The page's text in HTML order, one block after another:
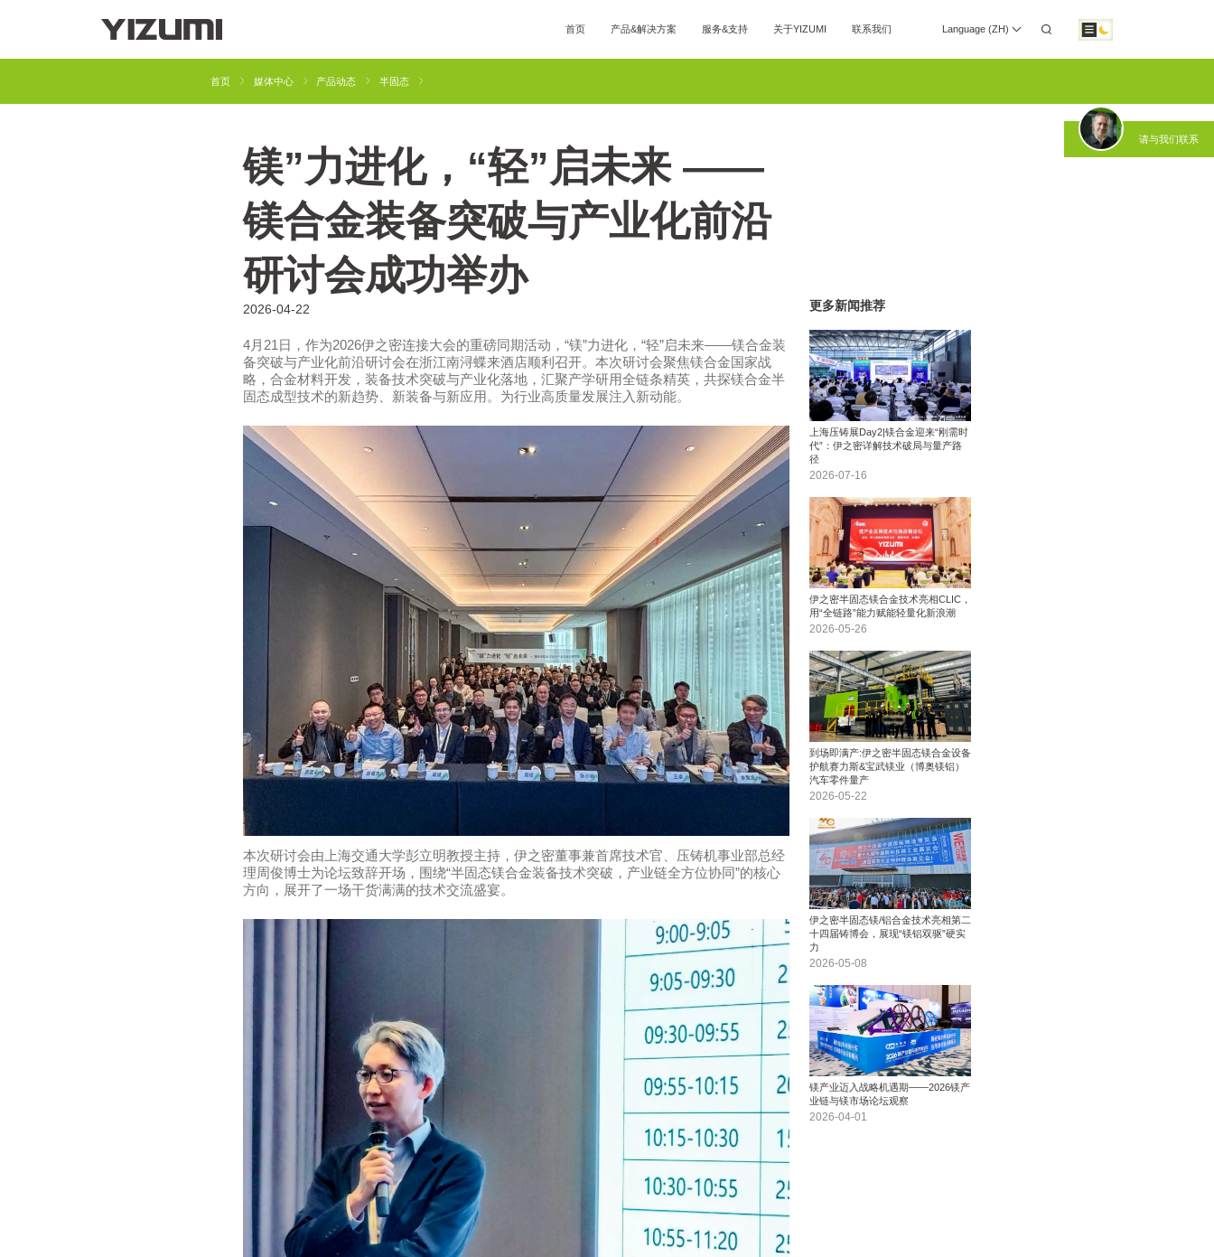
首页 产品&解决方案 服务&支持 关于YIZUMI 联系我们 Language (ZH)
橡胶注射成型解决方
案
工业3D打印解决方
案
压铸成型解决方
案
半固态镁合金注射成型解决方
企业介绍 YIZUMI 4.0 YIZUMI全球 全球智慧 YIZUMI绿色 YIZUMI责任 加入YIZUMI 媒体中心 投资者关系 下载专区
首页 媒体中心 产品动态 半固态
镁”力进化，“轻”启未来 ——
镁合金装备突破与产业化前沿
研讨会成功举办
2026-04-22
4月21日，作为2026伊之密连接大会的重磅同期活动，“镁”力进化，“轻”启未来——镁合金装
备突破与产业化前沿研讨会在浙江南浔蝶来酒店顺利召开。本次研讨会聚焦镁合金国家战
略，合金材料开发，装备技术突破与产业化落地，汇聚产学研用全链条精英，共探镁合金半
固态成型技术的新趋势、新装备与新应用。为行业高质量发展注入新动能。
本次研讨会由上海交通大学彭立明教授主持，伊之密董事兼首席技术官、压铸机事业部总经
理周俊博士为论坛致辞开场，围绕“半固态镁合金装备技术突破，产业链全方位协同”的核心
方向，展开了一场干货满满的技术交流盛宴。
更多新闻推荐
上海压铸展Day2|镁合金迎来“刚需时
代”：伊之密详解技术破局与量产路
径
2026-07-16
伊之密半固态镁合金技术亮相CLIC，
用“全链路”能力赋能轻量化新浪潮
2026-05-26
到场即满产:伊之密半固态镁合金设备
护航赛力斯&宝武镁业（博奥镁铝）
汽车零件量产
2026-05-22
伊之密半固态镁/铝合金技术亮相第二
十四届铸博会，展现“镁铝双驱”硬实
力
2026-05-08
镁产业迈入战略机遇期——2026镁产
业链与镁市场论坛观察
2026-04-01
请与我们联系